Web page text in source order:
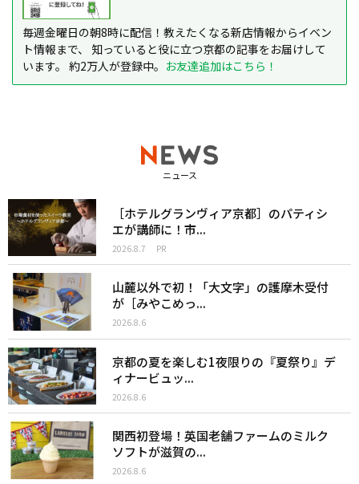
毎週金曜日の朝8時に配信！教えたくなる新店情報からイベン
ト情報まで、 知っていると役に立つ京都の記事をお届けして
います。 約2万人が登録中。 お友達追加はこちら！
ニュース
［ホテルグランヴィア京都］のパティシ
エが講師に！市...
2026.8.7 PR
山麓以外で初！「大文字」の護摩木受付
が［みやこめっ...
2026.8.6
京都の夏を楽しむ1夜限りの『夏祭り』デ
ィナービュッ...
2026.8.6
関西初登場！英国老舗ファームのミルク
ソフトが滋賀の...
2026.8.6